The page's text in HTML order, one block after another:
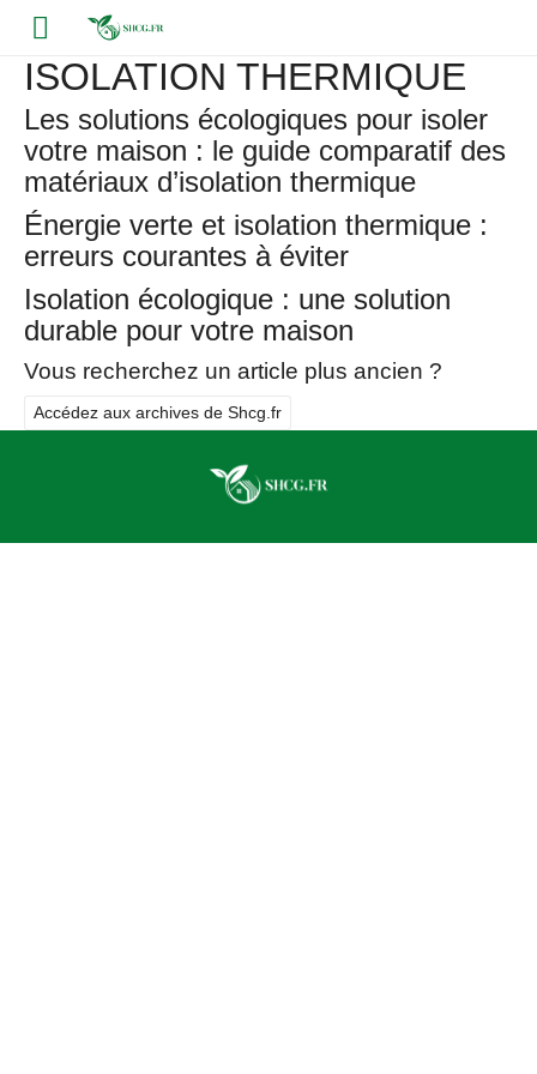
ISOLATION THERMIQUE
Les solutions écologiques pour isoler
votre maison : le guide comparatif des
matériaux d’isolation thermique
Énergie verte et isolation thermique :
erreurs courantes à éviter
Isolation écologique : une solution
durable pour votre maison
Vous recherchez un article plus ancien ?
Accédez aux archives de Shcg.fr